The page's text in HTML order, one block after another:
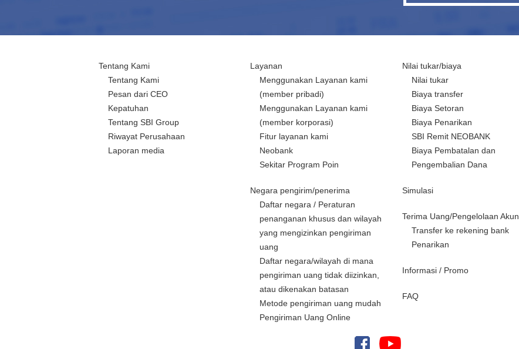
Tentang Kami
Tentang Kami
Pesan dari CEO
Kepatuhan
Tentang SBI Group
Riwayat Perusahaan
Laporan media
Layanan
Menggunakan Layanan kami
(member pribadi)
Menggunakan Layanan kami
(member korporasi)
Fitur layanan kami
Neobank
Sekitar Program Poin
Negara pengirim/penerima
Daftar negara / Peraturan
penanganan khusus dan wilayah
yang mengizinkan pengiriman
uang
Daftar negara/wilayah di mana
pengiriman uang tidak diizinkan,
atau dikenakan batasan
Metode pengiriman uang mudah
Pengiriman Uang Online
Nilai tukar/biaya
Nilai tukar
Biaya transfer
Biaya Setoran
Biaya Penarikan
SBI Remit NEOBANK
Biaya Pembatalan dan
Pengembalian Dana
Simulasi
Terima Uang/Pengelolaan Akun
Transfer ke rekening bank
Penarikan
Informasi / Promo
FAQ